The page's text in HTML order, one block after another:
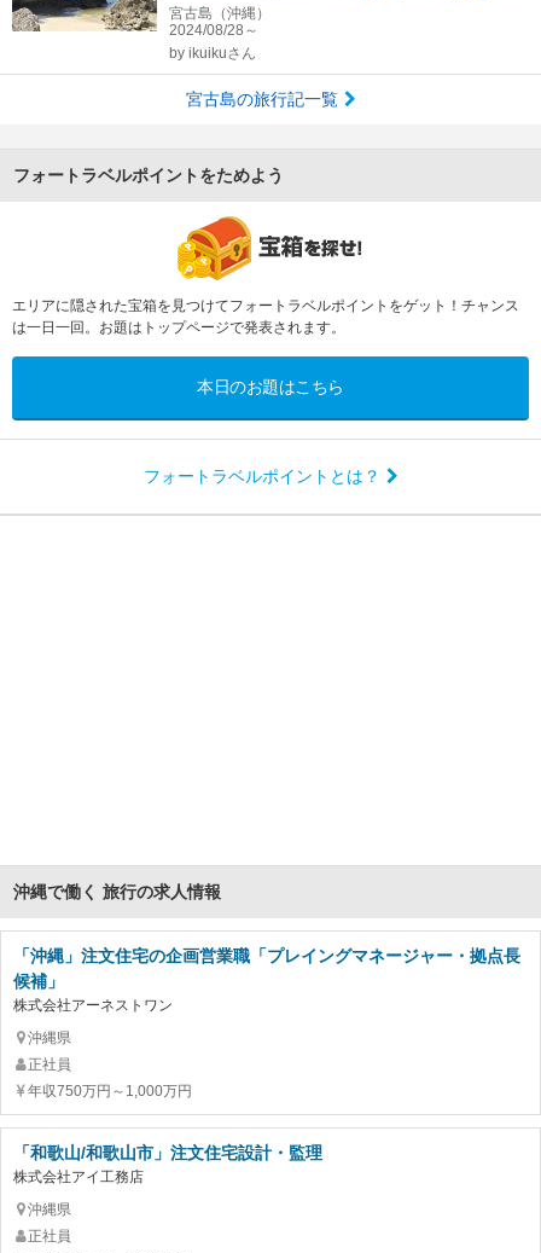
生日{4}
宮古島（沖縄）
2024/08/28～
by ikuikuさん
宮古島の旅行記一覧
フォートラベルポイントをためよう
エリアに隠された宝箱を見つけてフォートラベルポイントをゲット！チャンス
は一日一回。お題はトップページで発表されます。
本日のお題はこちら
フォートラベルポイントとは？
沖縄で働く 旅行の求人情報
「沖縄」注文住宅の企画営業職「プレイングマネージャー・拠点長
候補」
株式会社アーネストワン
沖縄県
正社員
年収750万円～1,000万円
「和歌山/和歌山市」注文住宅設計・監理
株式会社アイ工務店
沖縄県
正社員